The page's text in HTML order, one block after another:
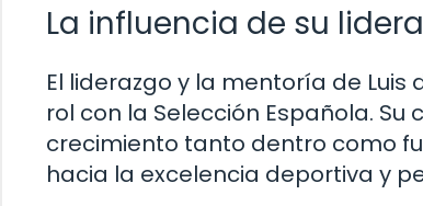
La influencia de su
El liderazgo y la mentoría de
rol con la Selección Española.
crecimiento tanto dentro como
hacia la excelencia deportiva y